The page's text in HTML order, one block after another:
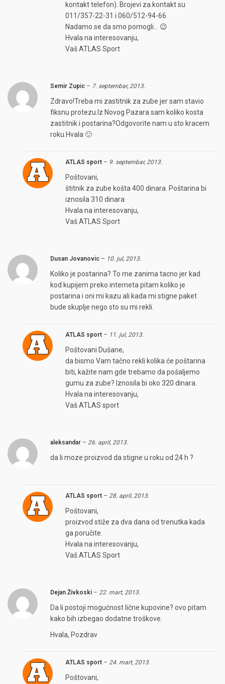
kontakt telefon). Brojevi za kontakt su
011/357-22-31 i 060/512-94-66.
Nadamo se da smo pomogli… 😉
Hvala na interesovanju,
Vaš ATLAS Sport
Semir Zupic – 7. septembar, 2013.
Zdravo!Treba mi zastitnik za zube jer sam stavio
fiksnu protezu.Iz Novog Pazara sam koliko kosta
zastitnik i postarina?Odgovorite nam u sto kracem
roku.Hvala 🙂
ATLAS sport – 9. septembar, 2013.
Poštovani,
štitnik za zube košta 400 dinara. Poštarina bi
iznosila 310 dinara.
Hvala na interesovanju,
Vaš ATLAS Sport
Dusan Jovanovic – 10. jul, 2013.
Koliko je postarina? To me zanima tacno jer kad
kod kupijem preko interneta pitam koliko je
postarina i oni mi kazu ali kada mi stigne paket
bude skuplje nego sto su mi rekli.
ATLAS sport – 11. jul, 2013.
Poštovani Dušane,
da bismo Vam tačno rekli kolika će poštarina
biti, kažite nam gde trebamo da pošaljemo
gumu za zube? Iznosila bi oko 320 dinara.
Hvala na interesovanju,
Vaš ATLAS sport
aleksandar – 26. april, 2013.
da li moze proizvod da stigne u roku od 24 h ?
ATLAS sport – 28. april, 2013.
Poštovani,
proizvod stiže za dva dana od trenutka kada
ga poručite.
Hvala na interesovanju,
Vaš ATLAS Sport
Dejan Živkoski – 22. mart, 2013.
Da li postoji mogućnost lične kupovine? ovo pitam
kako bih izbegao dodatne troškove.
Hvala, Pozdrav
ATLAS sport – 24. mart, 2013.
Poštovani,